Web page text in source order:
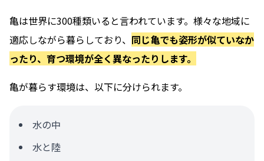
亀は世界に300種類いると言われています。様々な地域に
適応しながら暮らしており、 同じ亀でも姿形が似ていなか
ったり、育つ環境が全く異なったりします。
亀が暮らす環境は、以下に分けられます。
水の中
水と陸